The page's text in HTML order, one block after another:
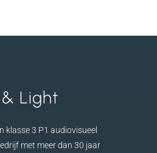
Light
klasse 3 P1 audiovisueel
met meer dan 30 jaar